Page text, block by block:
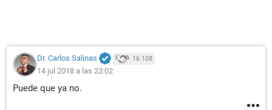
Dr. Carlos Salinas 16.108
14 jul 2018 a las 23:02
Puede que ya no.